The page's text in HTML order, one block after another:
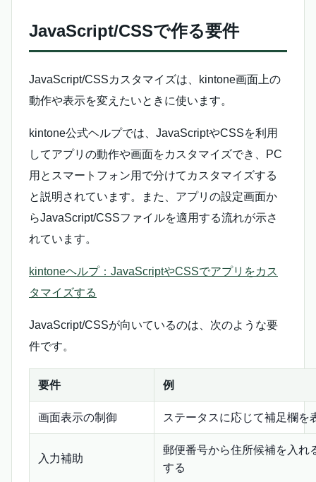
JavaScript/CSSで作る要件
JavaScript/CSSカスタマイズは、kintone画面上の
動作や表示を変えたいときに使います。
kintone公式ヘルプでは、JavaScriptやCSSを利用
してアプリの動作や画面をカスタマイズでき、PC
用とスマートフォン用で分けてカスタマイズする
と説明されています。また、アプリの設定画面か
らJavaScript/CSSファイルを適用する流れが示さ
れています。
kintoneヘルプ：JavaScriptやCSSでアプリをカス
タマイズする
JavaScript/CSSが向いているのは、次のような要
件です。
要件 例
画面表示の制御 ステータスに応じて補足欄を
入力補助
郵便番号から住所候補を入れ
する